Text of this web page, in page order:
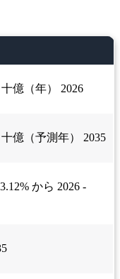
億（年） 2026
億（予測年） 2035
から 2026 -